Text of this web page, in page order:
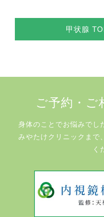
甲状腺
ご予約・ご
身体のことでお悩みでし
みやたけクリニックまで
く